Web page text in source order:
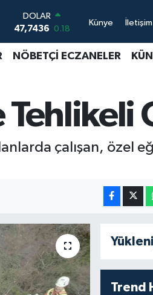
DOLAR
47,7436 0.18
EURO
55,2510 0.32
6660.55
0.03
BİST100
13.779
BITCOIN
0.35
Künye İletişim
NÖBETÇİ ECZANELER
çalışan, özel
Trend